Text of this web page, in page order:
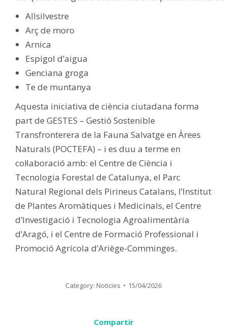
Allsilvestre
Arç de moro
Arnica
Espígol d’aigua
Genciana groga
Te de muntanya
Aquesta iniciativa de ciència ciutadana forma
part de GESTES – Gestió Sostenible
Transfronterera de la Fauna Salvatge en Àrees
Naturals (POCTEFA) – i es duu a terme en
col·laboració amb: el Centre de Ciència i
Tecnologia Forestal de Catalunya, el Parc
Natural Regional dels Pirineus Catalans, l’Institut
de Plantes Aromàtiques i Medicinals, el Centre
d’Investigació i Tecnologia Agroalimentària
d’Aragó, i el Centre de Formació Professional i
Promoció Agrícola d’Ariège-Comminges.
Category: Noticies 15/04/2026
Compartir